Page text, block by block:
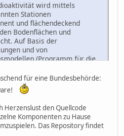
wird mittels
Stationen
und flächendeckend
Bodenflächen und
Auf Basis der
und von
(Programm für die
im Falle einer Freisetzung von
Überblick über das
und die resultierende
Damit stellt IMIS
zum wirkungsvollen
der Umwelt dar.
für eine Bundesbehörde:
Herzenslust den Quellcode
Komponenten zu Hause
Das Repository findet